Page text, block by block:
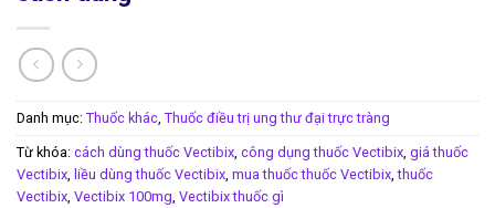
Danh mục: Thuốc khác Thuốc điều trị ung thư đại trực tràng
Từ khóa: cách dùng thuốc Vectibix công dụng thuốc Vectibix giá thuốc
Vectibix liều dùng thuốc Vectibix mua thuốc thuốc Vectibix ,thuốc
Vectibix Vectibix 100mg Vectibix thuốc gì